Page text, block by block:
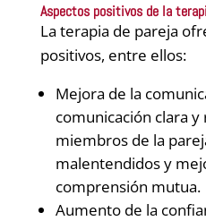
Aspectos positivos de la
La terapia de pareja
positivos, entre ellos:
Mejora de la
comunicación clara
miembros de la
malentendidos y
comprensión mutua.
Aumento de la